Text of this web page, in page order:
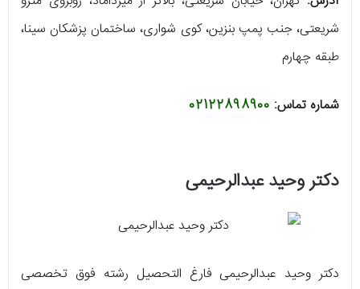
شریعتی، جنب پمپ بنزین، کوی شواری، ساختمان پزشکان سینا،
طبقه چهارم
شماره تماس: 02122898900
دکتر وحید عبدالرحیمی
دکتر وحید عبدالرحیمی فارغ التحصیل رشته فوق تخصصی